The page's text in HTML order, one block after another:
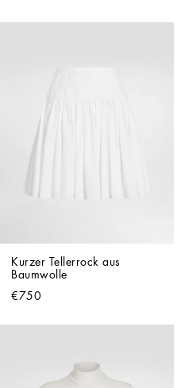
Kurzer Tellerrock aus
Baumwolle
€750